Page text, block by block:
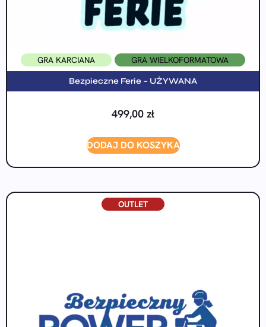
GRA KARCIANA GRA WIELKOFORMATOWA
Bezpieczne Ferie – UŻYWANA
499,00 zł
DODAJ DO KOSZYKA
OUTLET